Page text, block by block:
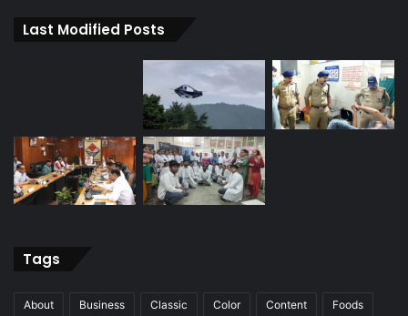
Last Modified Posts
Tags
About Business Classic Color Content Foods